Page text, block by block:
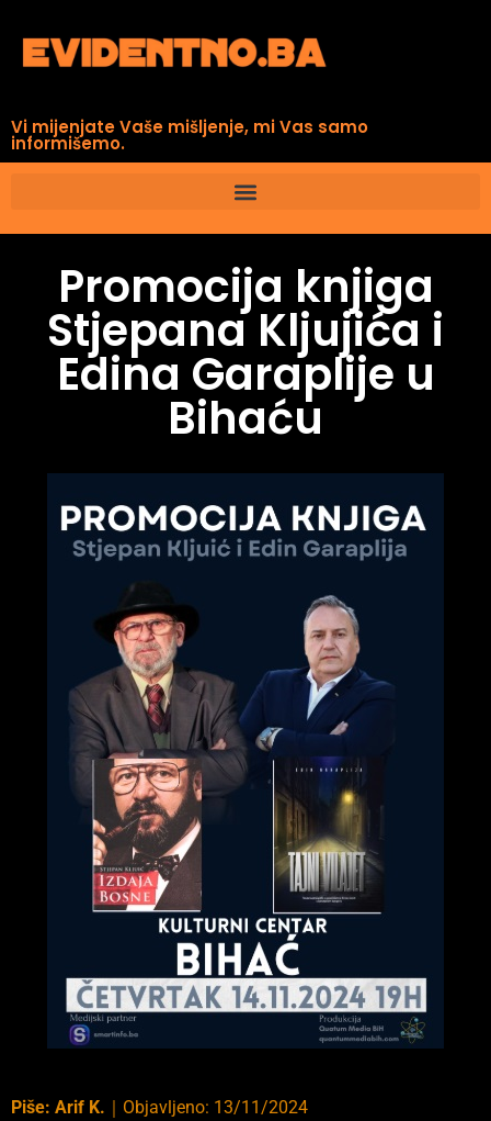
Vi mijenjate Vaše mišljenje, mi Vas samo
informišemo.
Promocija knjiga
Stjepana Kljujića i
Edina Garaplije u
Bihaću
Piše: Arif K. ｜ Objavljeno: 13/11/2024